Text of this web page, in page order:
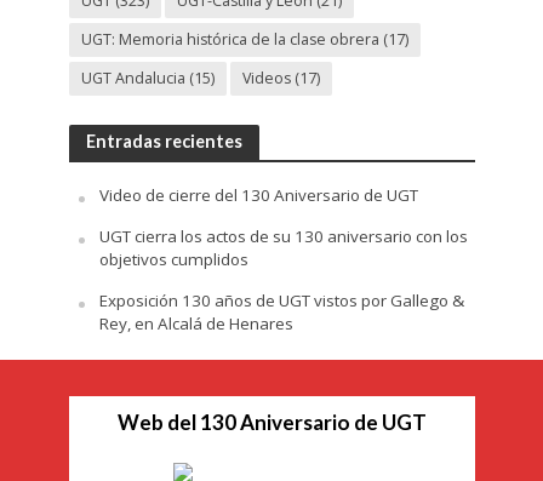
UGT: Memoria histórica de la clase obrera (17)
UGT Andalucia (15) Videos(17)
Entradas recientes
Video de cierre del 130 Aniversario de UGT
UGT cierra los actos de su 130 aniversario con los
objetivos cumplidos
Exposición 130 años de UGT vistos por Gallego &
Rey, en Alcalá de Henares
Web del 130 Aniversario de UGT